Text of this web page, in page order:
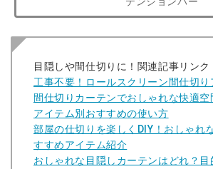
目隠しや間仕切りに！ 関連記事リンク
工事不要！ロールスクリーン間仕切り
間仕切りカーテンでおしゃれな快適空
アイテム別おすすめの使い方
部屋の仕切りを楽しくDIY！おしゃれ
すすめアイテム紹介
おしゃれな目隠しカーテンはどれ？